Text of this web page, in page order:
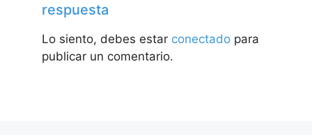
respuesta
Lo siento, debes estar conectado para
publicar un comentario.